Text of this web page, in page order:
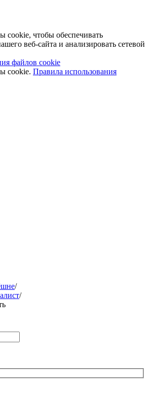
cookie, чтобы обеспечивать
веб-сайта и анализировать сетевой
файлов cookie
cookie. Правила использования
/
/